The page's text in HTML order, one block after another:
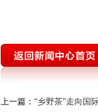
上一篇： “乡野茶”走向国